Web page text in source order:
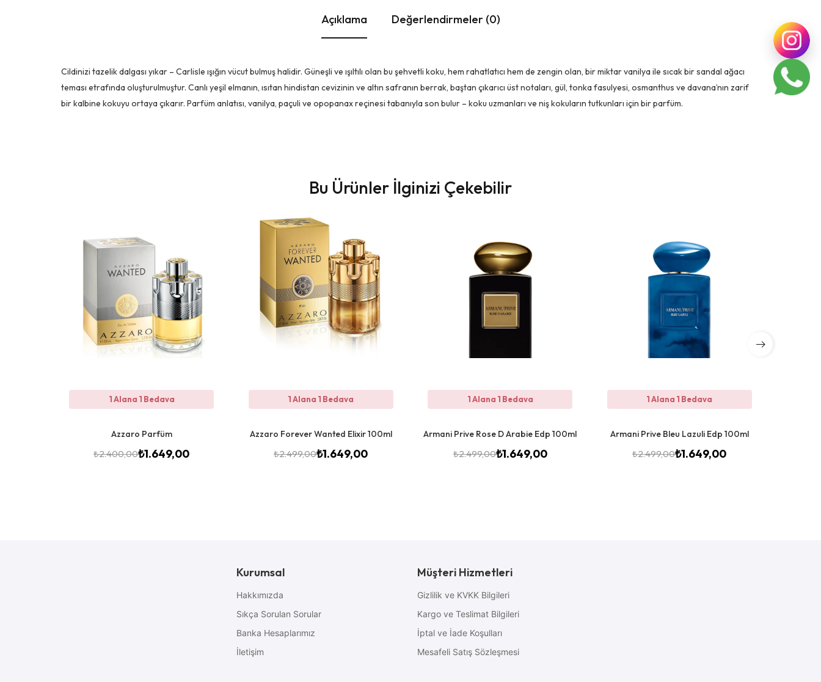
Açıklama Değerlendirmeler (0)
Cildinizi tazelik dalgası yıkar – Carlisle ışığın vücut bulmuş halidir. Güneşli ve ışıltılı olan bu şehvetli koku, hem rahatlatıcı hem de zengin olan, bir miktar vanilya ile sıcak bir sandal ağacı
teması etrafında oluşturulmuştur. Canlı yeşil elmanın, ısıtan hindistan cevizinin ve altın safranın berrak, baştan çıkarıcı üst notaları, gül, tonka fasulyesi, osmanthus ve davana’nın zarif
bir kalbine kokuyu ortaya çıkarır. Parfüm anlatısı, vanilya, paçuli ve opopanax reçinesi tabanıyla son bulur – koku uzmanları ve niş kokuların tutkunları için bir parfüm.
Bu Ürünler İlginizi Çekebilir
1 Alana 1 Bedava
Azzaro Parfüm
₺2.400,00₺1.649,00
1 Alana 1 Bedava
Azzaro Forever Wanted Elixir 100ml
₺2.499,00₺1.649,00
1 Alana 1 Bedava
Armani Prive Rose D Arabie Edp 100ml
₺2.499,00₺1.649,00
1 Alana 1 Bedava
Armani Prive Bleu Lazuli Edp 100ml
₺2.499,00₺1.649,00
Kurumsal
Hakkımızda
Sıkça Sorulan Sorular
Banka Hesaplarımız
İletişim
Müşteri Hizmetleri
Gizlilik ve KVKK Bilgileri
Kargo ve Teslimat Bilgileri
İptal ve İade Koşulları
Mesafeli Satış Sözleşmesi